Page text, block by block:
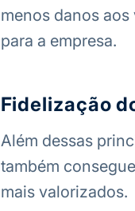
menos danos
para a empresa.
Fidelização
Além dessas
também
mais valorizados.